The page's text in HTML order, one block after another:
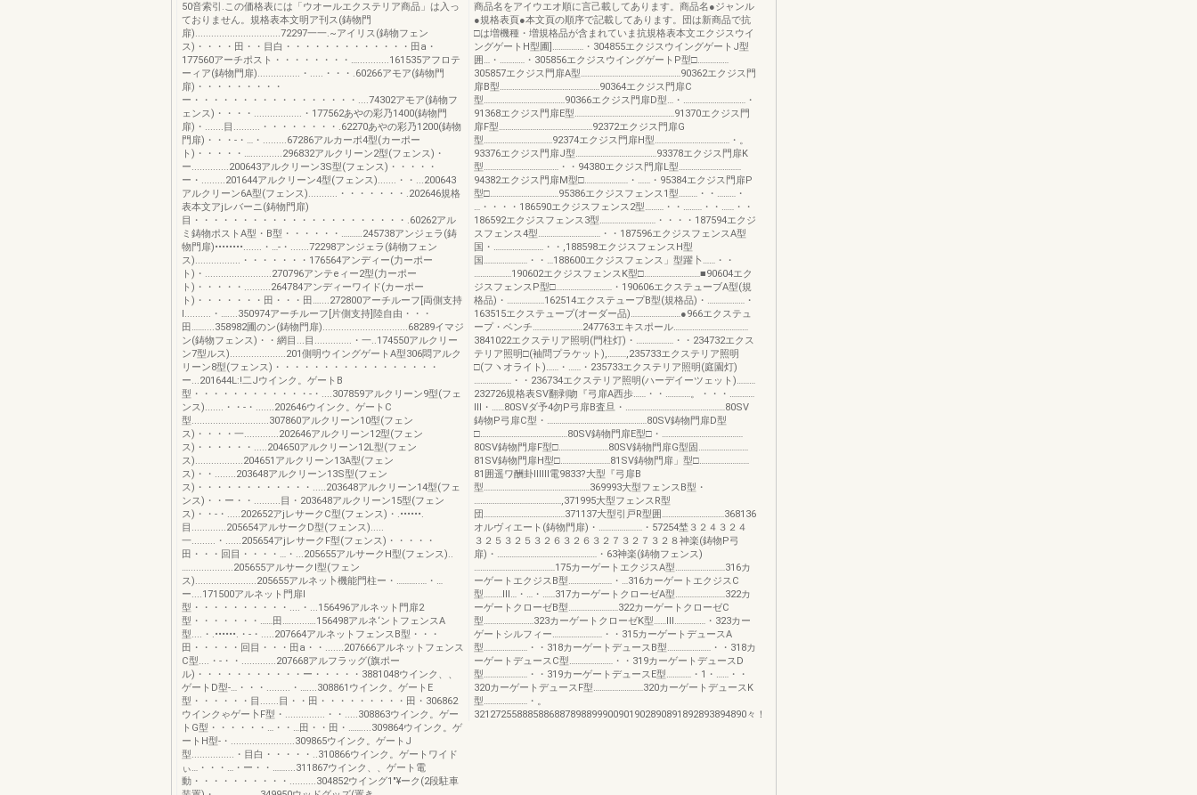
50音索引.この価格表には「ウオールエクステリア商品」は入っ
ておりません。規格表本文明ア刊ス(鋳物門
扉)................................72297一一.~アイリス(鋳物フェン
ス)・・・・田・・目白・・・・・・・・・・・・・田a・
177560アーチポスト・・・・・・・・…............161535アフロテ
ーィア(鋳物門扉)................・.....・・・.60266アモア(鋳物門
扉)・・・・・・・・・
ー・・・・・・・・・・・・・・・・・....74302アモア(鋳物フ
ェンス)・・・・..................・177562あやの彩乃1400(鋳物門
扉)・.......目..........・・・・・・・・.62270あやの彩乃1200(鋳物
門扉)・・・-・…・.........67286アルカーポ4型(カーポー
ト)・・・・・…............296832アルクリーン2型(フェンス)・
ー..............200643アルクリーン3S型(フェンス)・・・・・
ー・.........201644アルクリーン4型(フェンス).......・・...200643
アルクリーン6A型(フェンス)...........・・・・・・・.202646規格
表本文アjレバーニ(鋳物門扉)
目・・・・・・・・・・・・・・・・・・・・・・.60262アル
ミ鋳物ポストA型・B型・・・・・・……….245738アンジェラ(鋳
物門扉)••••••••.......・…-・.......72298アンジェラ(鋳物フェン
ス).................・・・・・・・176564アンディー(力ーポー
ト)・.........................270796アンテeィー2型(力ーポー
ト)・・・・・..........264784アンディーワイド(カーポー
ト)・・・・・・・田・・・田…....272800アーチルーフ[両側支持
l..........・…....350974アーチルーフ[片側支持]陸自由・・・
田……....358982圃のン(鋳物門扉)................................68289イマジ
ン(鋳物フェンス)・・網目...目..............・一..174550アルクリー
ン7型ルス).....................201側明ウイングゲートA型306悶アルク
リーン8型(フェンス)・・・・・・・・・・・・・・・・・
ー...201644L:!二Jウインク。ゲートB
型・・・・・・・・・・・・-・....307859アルクリーン9型(フェ
ンス).......・・-・.......202646ウインク。ゲートC
型.............................307860アルクリーン10型(フェン
ス)・・・・一.............202646アルクリーン12型(フェン
ス)・・・・・・.....204650アルクリーン12L型(フェン
ス)..................204651アルクリーン13A型(フェン
ス)・・........203648アルクリーン13S型(フェン
ス)・・・・・・・・・・・・.....203648アルクリーン14型(フェ
ンス)・・ー・・..........目・203648アルクリーン15型(フェン
ス)・・-・.....202652アjレサークC型(フェンス)・.••••••.
目.............205654アルサークD型(フェンス).....
一.........・......205654アjレサークF型(フェンス)・・・・・
田・・・回目・・・・…・...205655アルサークH型(フェンス)..
….................205655アルサークI型(フェン
ス).......................205655アルネッ卜機能門柱ー・………..…・…
ー....171500アルネット門扉l
型・・・・・・・・・・....・...156496アルネット門扉2
型・・・・・・・……田….......….156498アルネ‘ントフェンスA
型....・.••••••.・-・.....207664アルネットフェンスB型・・・
田・・・・・回目・・・田a・・.......207666アルネットフェンス
C型....・-・・.............207668アルフラッグ(旗ポー
ル)・・・・・・・・・・・ー・・・・・3881048ウインク、、
ゲートD型-…・・・.........・…....308861ウインク。ゲートE
型・・・・・・目.......目・・田・・・・・・・・・田・306862
ウインクゃゲー卜F型・...............・・.....308863ウインク。ゲー
トG型・・・・・・…・・…田・・田・……....309864ウインク。ゲ
ートH型-・........................309865ウインク。ゲートJ
型................・目白・・・・・..310866ウインク。ゲートワイド
ぃ…・・・…・ー・・……....311867ウインク、、ゲート電
動・・・・・・・・・・..........304852ウイング1"¥ーク(2段駐車
商品名をアイウエオ順に言己載してあります。商品名●ジャンル
●規格表頁●本文頁の順序で記載してあります。団は新商品で抗
□は増機種・増規格品が含まれていま抗規格表本文エクジスウイ
ングゲートH型圃]……………・304855エクジスウイングゲートJ型
囲…・…………・305856エクジスウイングゲートP型□……………
305857エクジス門扉A型…………………………………………90362エクジス門
扉B型…………………………………………90364エクジス門扉C
型…………………………………90366エクジス門扉D型…・…………………………・
91368エクジス門扉E型…………………………………………91370エクジス門
扉F型………………………………………92372エクジス門扉G
型……………………………92374エクジス門扉H型………………………………・。
93376エクジス門扉J型…………………………………93378エクジス門扉K
型………………………………・・94380エクジス門扉L型…………………………
94382エクジス門扉M型□…………………・……・95384エクジス門扉P
型□……………………………95386エクジスフェンス1型………・・………・
…・・・・186590エクジスフェンス2型………・・………・・……・・
186592エクジスフェンス3型………………………・・・・187594エクジ
スフェンス4型…………………………・・187596エクジスフェンスA型
国・……………………・・,188598エクジスフェンスH型
国…………………・・…188600エクジスフェンス」型躍卜……・・
………………190602エクジスフェンスK型□………………………■90604エク
ジスフェンスP型□………………………・190606エクステューブA型(規
格品)・………………162514エクステュープB型(規格品)・………………・
163515エクステュープ(オーダー品)……………………●966エクステュ
ープ・ベンチ……………………247763エキスポール………………………………
3841022エクステリア照明(門柱灯)・………………・・234732エクス
テリア照明□(袖問プラケット),………,235733エクステリア照明
□(フヽオライト)……・……・235733エクステリア照明(庭園灯)
………………・・236734エクステリア照明(ハーデイーツェット)………
232726規格表SV翻剥吻『弓扉A西歩……・・…………。・・・…………
Ⅲ・……80SVダ予4勿P弓扉B査旦・…………………………………………80SV
鋳物P弓扉C型・…………………………………………80SV鋳物門扉D型
□……………………………………80SV鋳物門扉E型□・…………………………………
80SV鋳物門扉F型□……………………80SV鋳物門扉G型固……………………
81SV鋳物門扉H型□……………………81SV鋳物門扉」型□……………………
81囲遥ワ酬卦IIIIII電9833?大型『弓扉B
型……………………………………………369993大型フェンスB型・
……………………………………,371995大型フェンスR型
団…………………………………371137大型引戸R型囲…………………………368136
オルヴィエート(鋳物門扉)・…………………・57254埜３２４３２４
３２５３２５３２６３２６３２７３２７３２８神楽(鋳物P弓
扉)・…………………………………………・63神楽(鋳物フェンス)
…………………………………175カーゲートエクジスA型……………………316カ
ーゲートエクジスB型…………………・…316カーゲートエクジスC
型………Ⅲ…・…・……317カーゲートクローゼA型……………………322カ
ーゲートクローゼB型……………………322カーゲートクローゼC
型……………………323カーゲートクローゼK型……Ⅲ……………・323カー
ゲートシルフィー……………………・・315カーゲートデュースA
型…………………・・318カーゲートデュースB型…………………・・318カ
ーゲートデュースC型…………………・・319カーゲートデュースD
型…………………・・319カーゲートデュースE型…………・1・……・・
320カーゲートデュースF型……………………320カーゲートデュースK
型…………………・。
321272558885886887898899900901902890891892893894890々！